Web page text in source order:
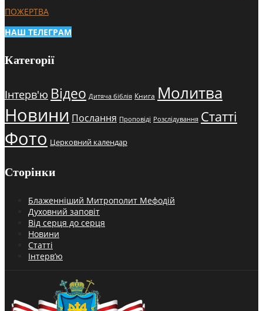
ПОЖЕРТВА
НАШ ТЕЛЕГРАМ
Категорії
Інтерв'ю Відео Дитяча біблія Книга Молитва
Новини Послання Проповіді Розслідування Статті
Фото Церковний календар
Сторінки
Блаженніший Митрополит Мефодій
Духовний заповіт
Від серця до серця
Новини
Статті
Інтерв’ю